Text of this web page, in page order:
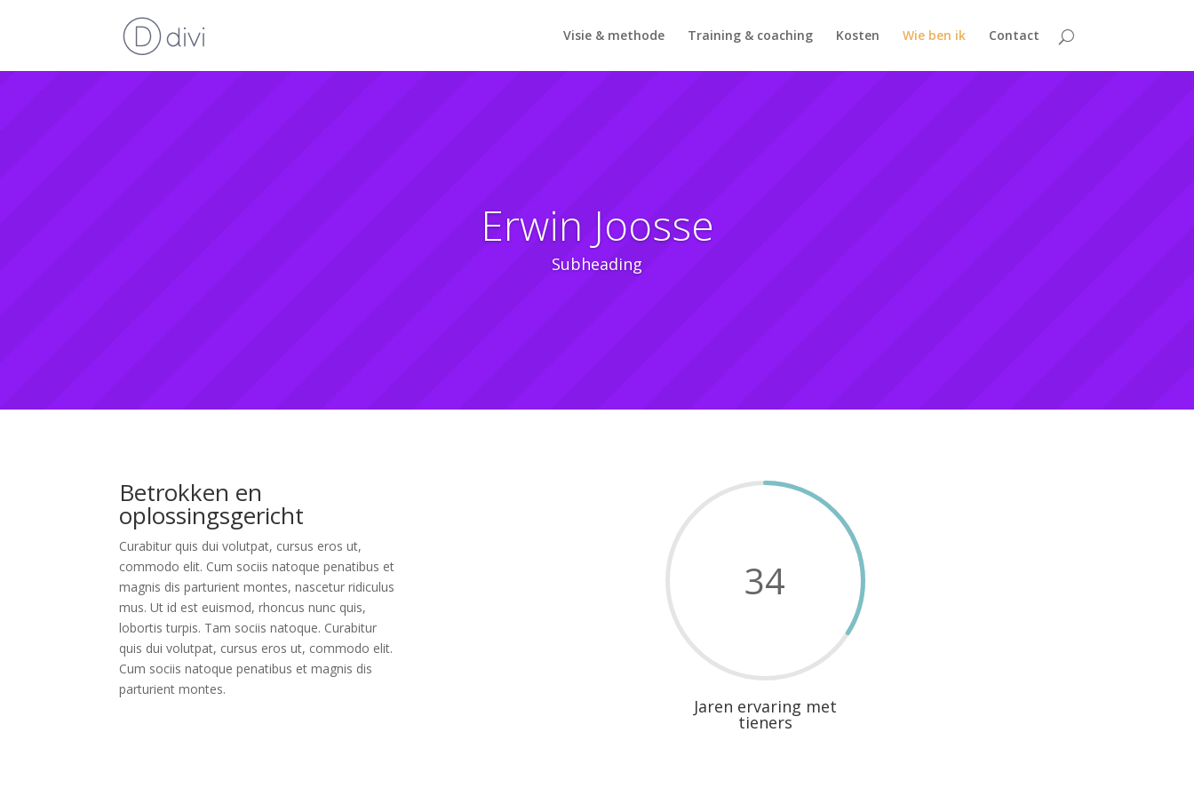
Visie & methode Training & coaching Kosten Wie ben ik Contact
Erwin Joosse
Subheading
Betrokken en
oplossingsgericht
Curabitur quis dui volutpat, cursus eros ut,
commodo elit. Cum sociis natoque penatibus et
magnis dis parturient montes, nascetur ridiculus
mus. Ut id est euismod, rhoncus nunc quis,
lobortis turpis. Tam sociis natoque. Curabitur
quis dui volutpat, cursus eros ut, commodo elit.
Cum sociis natoque penatibus et magnis dis
parturient montes.
34
Jaren ervaring met
tieners